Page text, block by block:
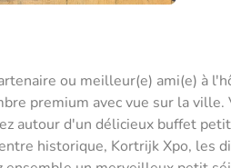
ou meilleur(e) ami(e) à
premium avec vue sur la ville.
autour d'un délicieux buffet
historique, Kortrijk Xpo, les